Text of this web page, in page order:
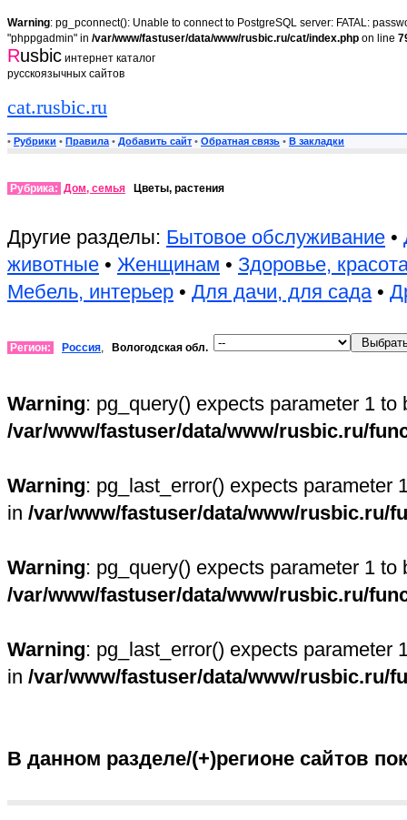
Warning: pg_pconnect(): Unable to connect to PostgreSQL server: FATAL:
"phppgadmin" in /var/www/fastuser/data/www/rusbic.ru/cat/index.php on line
Rusbic интернет каталог
русскоязычных сайтов
cat.rusbic.ru
• Рубрики • Правила • Добавить сайт • Обратная связь • В закладки
Рубрика: Дом, семья Цветы, растения
Другие разделы: Бытовое обслуживание •
животные • Женщинам • Здоровье,
Мебель, интерьер • Для дачи, для сада•
Регион: Россия, Вологодская обл.
Warning: pg_query() expects parameter 1
/var/www/fastuser/data/www/rusbic.ru/
Warning: pg_last_error() expects parameter
in /var/www/fastuser/data/www/rusbic.ru/
Warning: pg_query() expects parameter 1
/var/www/fastuser/data/www/rusbic.ru/
Warning: pg_last_error() expects parameter
in /var/www/fastuser/data/www/rusbic.ru/
В данном разделе/(+)регионе сайтов